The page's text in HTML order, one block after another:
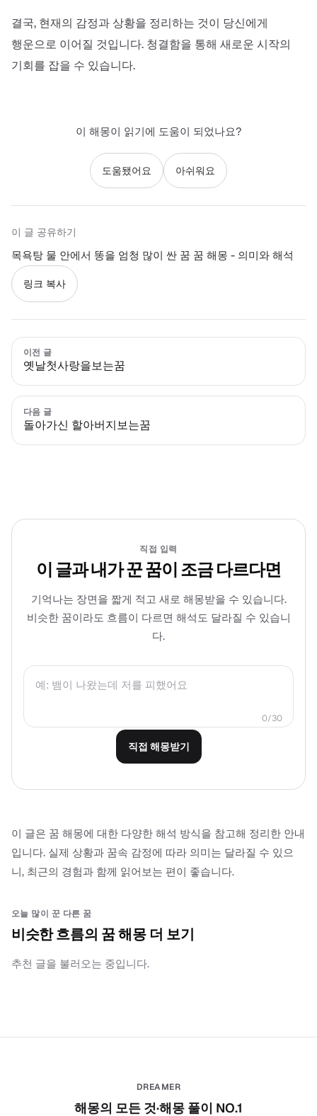
결국, 현재의 감정과 상황을 정리하는 것이 당신에게
행운으로 이어질 것입니다. 청결함을 통해 새로운 시작의
기회를 잡을 수 있습니다.
이 해몽이 읽기에 도움이 되었나요?
도움됐어요 아쉬워요
이 글 공유하기
목욕탕 물 안에서 똥을 엄청 많이 싼 꿈 꿈 해몽 - 의미와 해석
링크 복사
이전 글
옛날첫사랑을보는꿈
다음 글
돌아가신 할아버지보는꿈
직접 입력
이 글과 내가 꾼 꿈이 조금 다르다면
기억나는 장면을 짧게 적고 새로 해몽받을 수 있습니다.
비슷한 꿈이라도 흐름이 다르면 해석도 달라질 수 있습니
다.
0/30
직접 해몽받기
이 글은 꿈 해몽에 대한 다양한 해석 방식을 참고해 정리한 안내
입니다. 실제 상황과 꿈속 감정에 따라 의미는 달라질 수 있으
니, 최근의 경험과 함께 읽어보는 편이 좋습니다.
오늘 많이 꾼 다른 꿈
비슷한 흐름의 꿈 해몽 더 보기
추천 글을 불러오는 중입니다.
DREAMER
해몽의 모든 것·해몽 풀이 NO.1